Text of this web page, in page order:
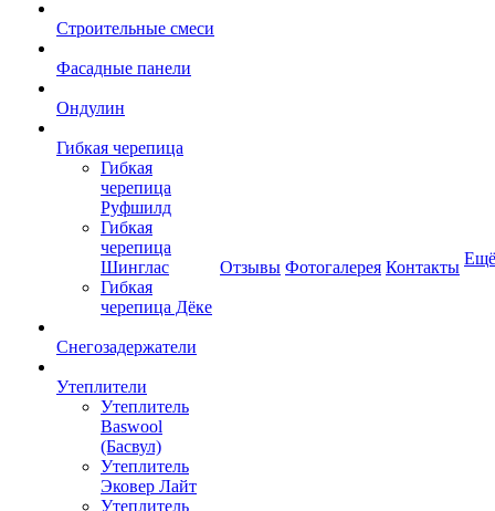
Строительные смеси
Фасадные панели
Ондулин
Гибкая черепица
Гибкая
черепица
Руфшилд
Гибкая
черепица
Шинглас
Гибкая
черепица Дёке
Снегозадержатели
Утеплители
Утеплитель
Baswool
(Басвул)
Утеплитель
Эковер Лайт
Утеплитель
Отзывы Фотогалерея Контакты Ещё